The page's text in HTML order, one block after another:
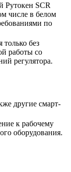
Рутокен SCR
числе в белом
по
без
работы со
регулятора.
другие смарт-
к рабочему
оборудования.